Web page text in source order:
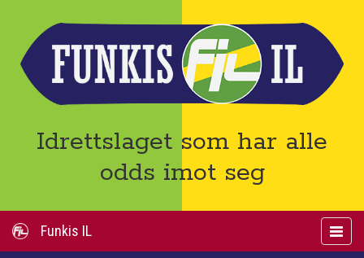
IL
Idrettslaget som har alle
odds imot seg
Toggle
Funkis IL